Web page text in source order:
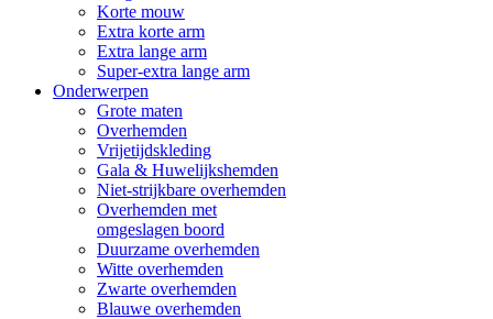
Korte mouw
Extra korte arm
Extra lange arm
Super-extra lange arm
Onderwerpen
Grote maten
Overhemden
Vrijetijdskleding
Gala & Huwelijkshemden
Niet-strijkbare overhemden
Overhemden met
omgeslagen boord
Duurzame overhemden
Witte overhemden
Zwarte overhemden
Blauwe overhemden